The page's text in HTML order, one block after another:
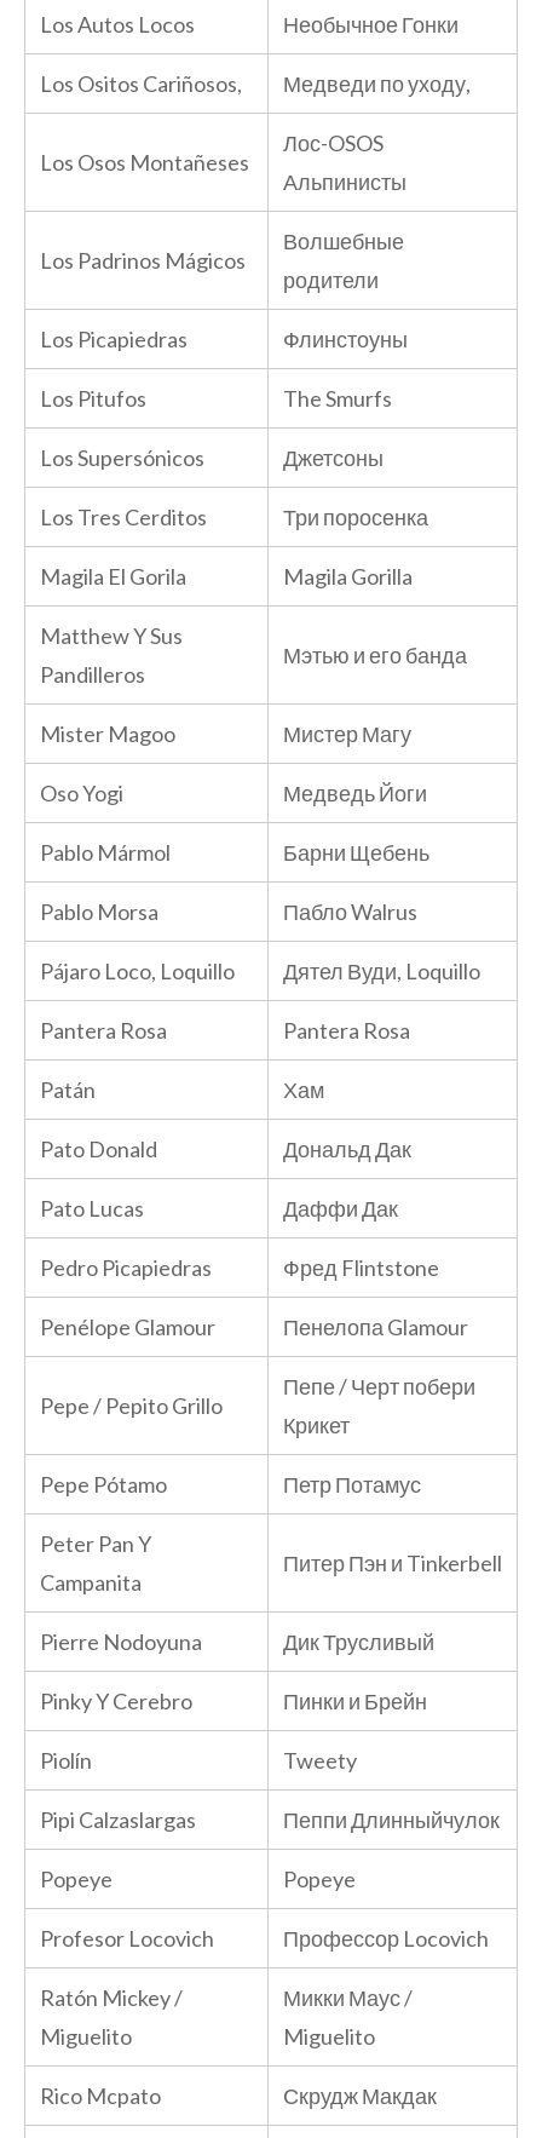
Los Autos Locos Необычное Гонки
Los Ositos Cariñosos, Медведи по уходу,
Los Osos Montañeses
Лос-OSOS
Альпинисты
Los Padrinos Mágicos
Волшебные
родители
Los Picapiedras Флинстоуны
Los Pitufos The Smurfs
Los Supersónicos Джетсоны
Los Tres Cerditos Три поросенка
Magila El Gorila Magila Gorilla
Matthew Y Sus
Pandilleros
Мэтью и его банда
Mister Magoo Мистер Магу
Oso Yogi Медведь Йоги
Pablo Mármol Барни Щебень
Pablo Morsa Пабло Walrus
Pájaro Loco, Loquillo Дятел Вуди, Loquillo
Pantera Rosa Pantera Rosa
Patán Хам
Pato Donald Дональд Дак
Pato Lucas Даффи Дак
Pedro Picapiedras Фред Flintstone
Penélope Glamour Пенелопа Glamour
Pepe / Pepito Grillo
Пепе / Черт побери
Крикет
Pepe Pótamo Петр Потамус
Peter Pan Y
Campanita
Питер Пэн и Tinkerbell
Pierre Nodoyuna Дик Трусливый
Pinky Y Cerebro Пинки и Брейн
Piolín Tweety
Pipi Calzaslargas Пеппи Длинныйчулок
Popeye Popeye
Profesor Locovich Профессор Locovich
Ratón Mickey /
Miguelito
Микки Маус /
Miguelito
Rico Mcpato Скрудж Макдак